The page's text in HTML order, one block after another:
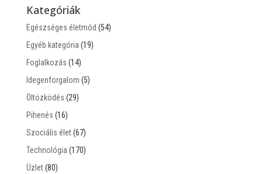
Kategóriák
Egészséges életmód (54)
Egyéb kategória (19)
Foglalkozás (14)
Idegenforgalom (5)
Öltözködés (29)
Pihenés (16)
Szociális élet(67)
Technológia (170)
Üzlet(80)